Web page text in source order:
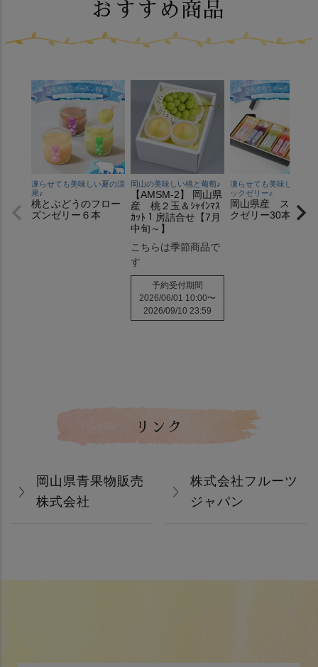
おすすめ商品
凍らせても美味しい夏の涼
果♪
桃とぶどうのフロー
ズンゼリー６本
岡山の美味しい桃と葡萄♪
【AMSM-2】 岡山県
産 桃２玉＆ｼｬｲﾝﾏｽ
ｶｯﾄ１房詰合せ【7月
中旬～】
こちらは季節商品で
す
予約受付期間
2026/06/01 10:00〜
2026/09/10 23:59
凍らせても美味しいステ
ックゼリー♪
岡山県産 スティ
クゼリー30本入り
リンク
岡山県青果物販売
株式会社
株式会社フルーツ
ジャパン